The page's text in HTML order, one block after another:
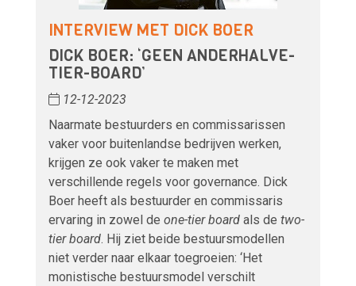
INTERVIEW MET DICK BOER
DICK BOER: ‘GEEN ANDERHALVE-
TIER-BOARD’
12-12-2023
Naarmate bestuurders en commissarissen
vaker voor buitenlandse bedrijven werken,
krijgen ze ook vaker te maken met
verschillende regels voor governance. Dick
Boer heeft als bestuurder en commissaris
ervaring in zowel de one-tier board als de two-
tier board. Hij ziet beide bestuursmodellen
niet verder naar elkaar toegroeien: ‘Het
monistische bestuursmodel verschilt